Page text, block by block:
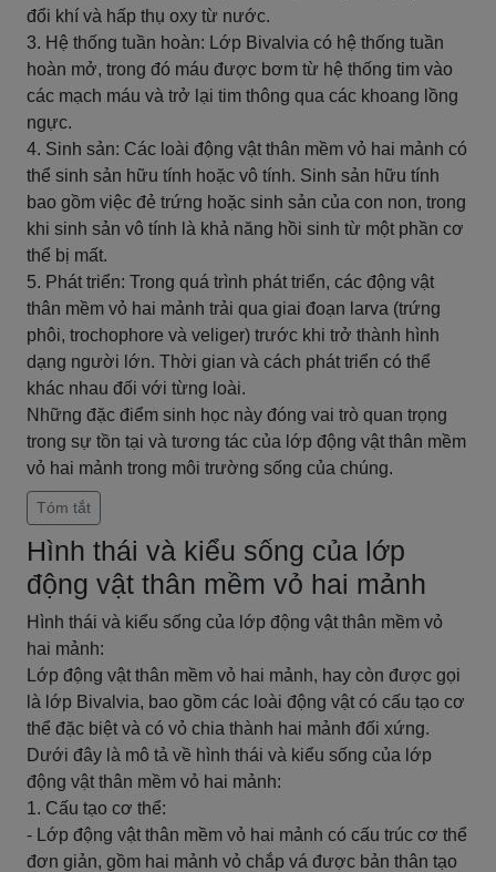
đổi khí và hấp thụ oxy từ nước.
3. Hệ thống tuần hoàn: Lớp Bivalvia có hệ thống tuần
hoàn mở, trong đó máu được bơm từ hệ thống tim vào
các mạch máu và trở lại tim thông qua các khoang lồng
ngực.
4. Sinh sản: Các loài động vật thân mềm vỏ hai mảnh có
thể sinh sản hữu tính hoặc vô tính. Sinh sản hữu tính
bao gồm việc đẻ trứng hoặc sinh sản của con non, trong
khi sinh sản vô tính là khả năng hồi sinh từ một phần cơ
thể bị mất.
5. Phát triển: Trong quá trình phát triển, các động vật
thân mềm vỏ hai mảnh trải qua giai đoạn larva (trứng
phôi, trochophore và veliger) trước khi trở thành hình
dạng người lớn. Thời gian và cách phát triển có thể
khác nhau đối với từng loài.
Những đặc điểm sinh học này đóng vai trò quan trọng
trong sự tồn tại và tương tác của lớp động vật thân mềm
vỏ hai mảnh trong môi trường sống của chúng.
Tóm tắt
Hình thái và kiểu sống của lớp
động vật thân mềm vỏ hai mảnh
Hình thái và kiểu sống của lớp động vật thân mềm vỏ
hai mảnh:
Lớp động vật thân mềm vỏ hai mảnh, hay còn được gọi
là lớp Bivalvia, bao gồm các loài động vật có cấu tạo cơ
thể đặc biệt và có vỏ chia thành hai mảnh đối xứng.
Dưới đây là mô tả về hình thái và kiểu sống của lớp
động vật thân mềm vỏ hai mảnh:
1. Cấu tạo cơ thể:
- Lớp động vật thân mềm vỏ hai mảnh có cấu trúc cơ thể
đơn giản, gồm hai mảnh vỏ chắp vá được bản thân tạo